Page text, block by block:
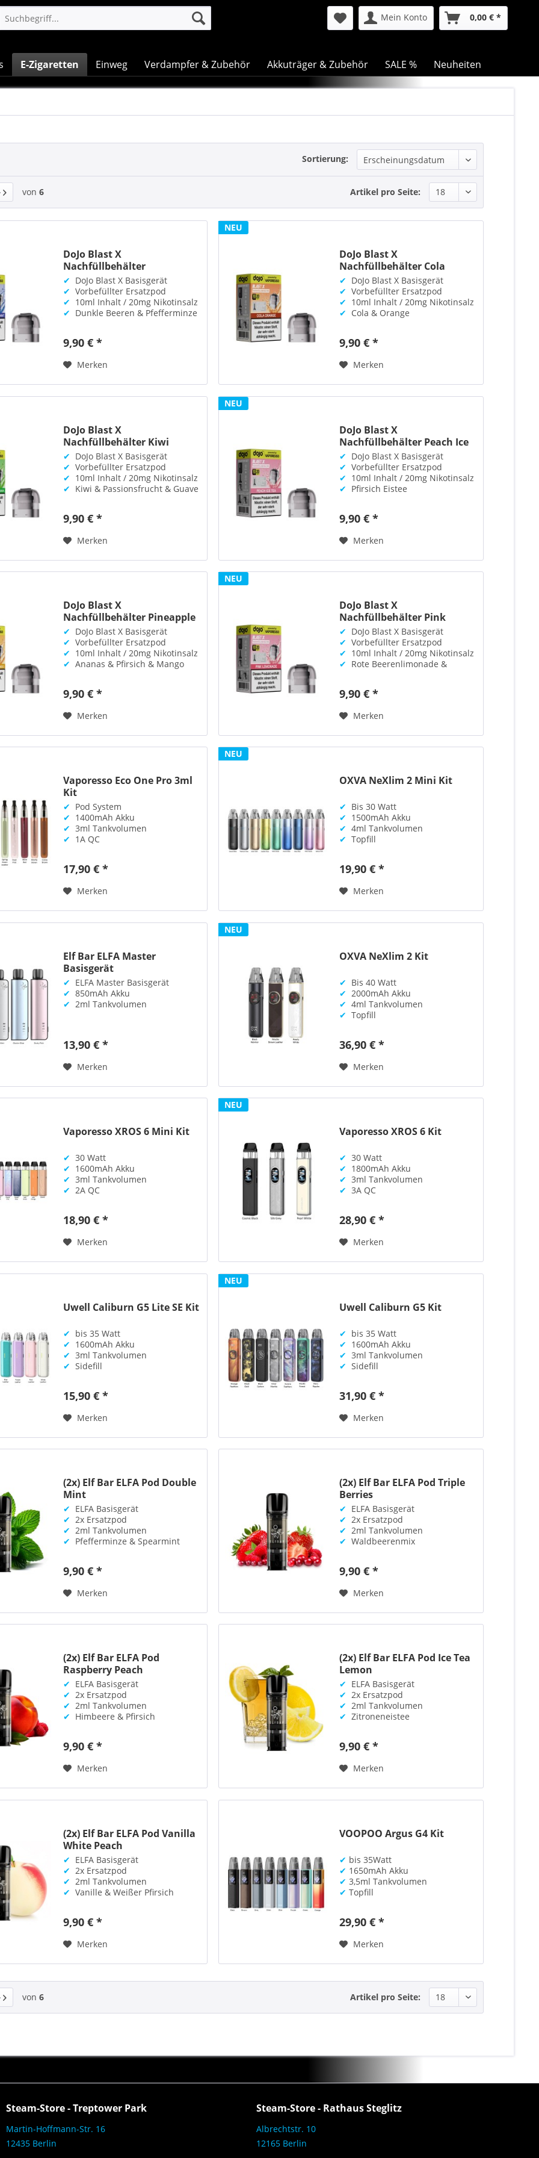
Mein Konto 0,00 € *
E-Zigaretten Einweg Verdampfer & Zubehör Akkuträger & Zubehör SALE % Neuheiten
Sortierung:
von 6 Artikel pro Seite:
DoJo Blast X
Nachfüllbehälter
Blackberry...
✔ DoJo Blast X Basisgerät
✔ Vorbefüllter Ersatzpod
✔ 10ml Inhalt / 20mg Nikotinsalz
✔ Dunkle Beeren & Pfefferminze
9,90 € *
Merken
NEU
DoJo Blast X
Nachfüllbehälter Cola
Orange
✔ DoJo Blast X Basisgerät
✔ Vorbefüllter Ersatzpod
✔ 10ml Inhalt / 20mg Nikotinsalz
✔ Cola & Orange
9,90 € *
Merken
DoJo Blast X
Nachfüllbehälter Kiwi
Passionfruit...
✔ DoJo Blast X Basisgerät
✔ Vorbefüllter Ersatzpod
✔ 10ml Inhalt / 20mg Nikotinsalz
✔ Kiwi & Passionsfrucht & Guave
9,90 € *
Merken
NEU
DoJo Blast X
Nachfüllbehälter Peach Ice
Tea
✔ DoJo Blast X Basisgerät
✔ Vorbefüllter Ersatzpod
✔ 10ml Inhalt / 20mg Nikotinsalz
✔ Pfirsich Eistee
9,90 € *
Merken
DoJo Blast X
Nachfüllbehälter Pineapple
Peach...
✔ DoJo Blast X Basisgerät
✔ Vorbefüllter Ersatzpod
✔ 10ml Inhalt / 20mg Nikotinsalz
✔ Ananas & Pfirsich & Mango
9,90 € *
Merken
NEU
DoJo Blast X
Nachfüllbehälter Pink
Lemonade
✔ DoJo Blast X Basisgerät
✔ Vorbefüllter Ersatzpod
✔ 10ml Inhalt / 20mg Nikotinsalz
✔ Rote Beerenlimonade &
9,90 € *
Merken
Vaporesso Eco One Pro 3ml
Kit
✔ Pod System
✔ 1400mAh Akku
✔ 3ml Tankvolumen
✔ 1A QC
17,90 € *
Merken
NEU
OXVA NeXlim 2 Mini Kit
✔ Bis 30 Watt
✔ 1500mAh Akku
✔ 4ml Tankvolumen
✔ Topfill
19,90 € *
Merken
Elf Bar ELFA Master
Basisgerät
✔ ELFA Master Basisgerät
✔ 850mAh Akku
✔ 2ml Tankvolumen
13,90 € *
Merken
NEU
OXVA NeXlim 2 Kit
✔ Bis 40 Watt
✔ 2000mAh Akku
✔ 4ml Tankvolumen
✔ Topfill
36,90 € *
Merken
Vaporesso XROS 6 Mini Kit
✔ 30 Watt
✔ 1600mAh Akku
✔ 3ml Tankvolumen
✔ 2A QC
18,90 € *
Merken
NEU
Vaporesso XROS 6 Kit
✔ 30 Watt
✔ 1800mAh Akku
✔ 3ml Tankvolumen
✔ 3A QC
28,90 € *
Merken
Uwell Caliburn G5 Lite SE Kit
✔ bis 35 Watt
✔ 1600mAh Akku
✔ 3ml Tankvolumen
✔ Sidefill
15,90 € *
Merken
NEU
Uwell Caliburn G5 Kit
✔ bis 35 Watt
✔ 1600mAh Akku
✔ 3ml Tankvolumen
✔ Sidefill
31,90 € *
Merken
(2x) Elf Bar ELFA Pod Double
Mint
✔ ELFA Basisgerät
✔ 2x Ersatzpod
✔ 2ml Tankvolumen
✔ Pfefferminze & Spearmint
9,90 € *
Merken
(2x) Elf Bar ELFA Pod Triple
Berries
✔ ELFA Basisgerät
✔ 2x Ersatzpod
✔ 2ml Tankvolumen
✔ Waldbeerenmix
9,90 € *
Merken
(2x) Elf Bar ELFA Pod
Raspberry Peach
✔ ELFA Basisgerät
✔ 2x Ersatzpod
✔ 2ml Tankvolumen
✔ Himbeere & Pfirsich
9,90 € *
Merken
(2x) Elf Bar ELFA Pod Ice Tea
Lemon
✔ ELFA Basisgerät
✔ 2x Ersatzpod
✔ 2ml Tankvolumen
✔ Zitroneneistee
9,90 € *
Merken
(2x) Elf Bar ELFA Pod Vanilla
White Peach
✔ ELFA Basisgerät
✔ 2x Ersatzpod
✔ 2ml Tankvolumen
✔ Vanille & Weißer Pfirsich
9,90 € *
Merken
VOOPOO Argus G4 Kit
✔ bis 35Watt
✔ 1650mAh Akku
✔ 3,5ml Tankvolumen
✔ Topfill
29,90 € *
Merken
von 6 Artikel pro Seite:
Steam-Store - Treptower Park
Martin-Hoffmann-Str. 16
12435 Berlin
Steam-Store - Rathaus Steglitz
Albrechtstr. 10
12165 Berlin